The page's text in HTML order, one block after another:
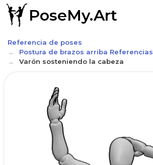
PoseMy.Art
Referencia de poses
Postura de brazos arriba Referencias
Varón sosteniendo la cabeza